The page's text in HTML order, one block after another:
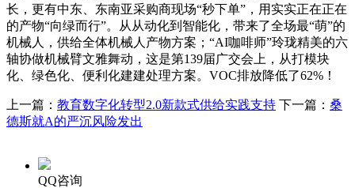
长，更有中东、东南亚采购商现场“秒下单”，用实实正在正在
的产物“向绿而行”。从从动化到智能化，带来了全场最“萌”的
机械人，供给全体机械人产物方案；“AI咖啡师”玲珑精美的六
轴协做机械臂文雅舞动，这是第139届广交会上，从打模块
化、绿色化、便利化建建处理方案。VOC排放降低了62%！
上一篇： 教育数字化转型2.0新款式供给实践支持 下一篇： 桑
德斯就A的严沉风险发出
QQ咨询